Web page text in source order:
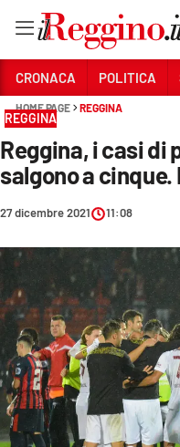
Sezioni
CRONACA
POLITICA
SOCIETÀ
CULTURA
ECONOMIA E LAVORO
EVENTI
CRONACA POLITICA
HOME PAGE REGGINA
REGGINA
Reggina, i casi di
salgono a
27 dicembre 2021 11:08